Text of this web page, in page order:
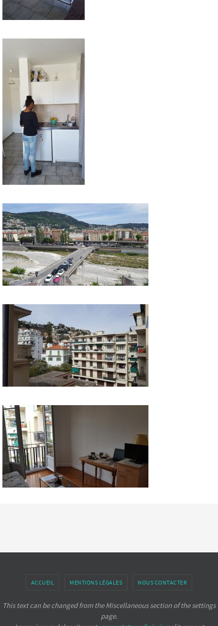
ACCUEIL MENTIONS LÉGALES NOUS CONTACTER
This text can be changed from the Miscellaneous section of the settings
page.